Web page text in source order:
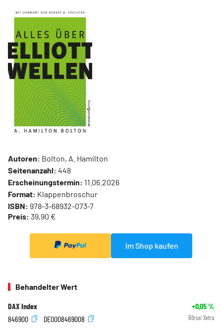
Autoren: Bolton, A. Hamilton
Seitenanzahl: 448
Erscheinungstermin: 11.06.2026
Format: Klappenbroschur
ISBN: 978-3-68932-073-7
Preis: 39,90 €
Im Shop kaufen
Behandelter Wert
DAX Index +0,05%
846900
DE0008469008 Börse: Xetra